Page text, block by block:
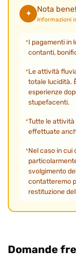
✦ Nota bene!
Informazioni
I pagamenti in
contanti,
Le attività
totale lucidità.
esperienze
stupefacenti.
Tutte le
effettuate
Nel caso in cui
svolgimento
contatteremo
restituzione
Domande